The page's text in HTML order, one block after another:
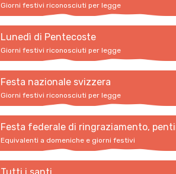
Giorni festivi riconosciuti per legge
Lunedì di Pentecoste
Giorni festivi riconosciuti per legge
Festa nazionale svizzera
Giorni festivi riconosciuti per legge
Festa federale di ringraziamento,
Equivalenti a domeniche e giorni festivi